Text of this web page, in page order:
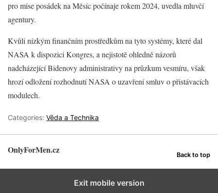
pro mise posádek na Měsíc počínaje rokem 2024, uvedla mluvčí
agentury.
Kvůli nízkým finančním prostředkům na tyto systémy, které dal
NASA k dispozici Kongres, a nejistotě ohledně názorů
nadcházející Bidenovy administrativy na průzkum vesmíru, však
hrozí odložení rozhodnutí NASA o uzavření smluv o přistávacích
modulech.
Categories: Věda a Technika
OnlyForMen.cz Back to top
Exit mobile version